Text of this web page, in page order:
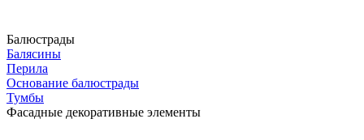
Балюстрады
Балясины
Перила
Основание балюстрады
Тумбы
Фасадные декоративные элементы